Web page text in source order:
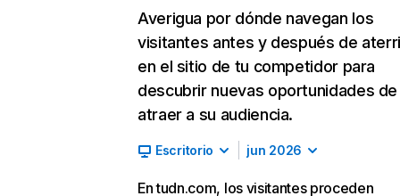
Averigua por dónde navegan los
visitantes antes y después de
en el sitio de tu competidor para
descubrir nuevas oportunidades de
atraer a su audiencia.
Escritorio jun 2026
En tudn.com, los visitantes proceden